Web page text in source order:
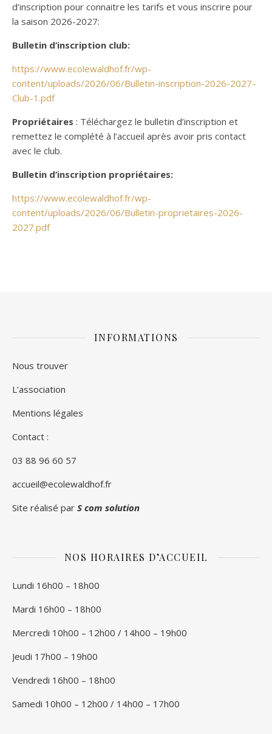
d’inscription pour connaitre les tarifs et vous inscrire pour
la saison 2026-2027:
Bulletin d’inscription club:
https://www.ecolewaldhof.fr/wp-
content/uploads/2026/06/Bulletin-inscription-2026-2027-
Club-1.pdf
Propriétaires : Téléchargez le bulletin d’inscription et
remettez le complété à l’accueil après avoir pris contact
avec le club.
Bulletin d’inscription propriétaires:
https://www.ecolewaldhof.fr/wp-
content/uploads/2026/06/Bulletin-proprietaires-2026-
2027.pdf
INFORMATIONS
Nous trouver
L’association
Mentions légales
Contact :
03 88 96 60 57
accueil@ecolewaldhof.fr
Site réalisé par S com solution
NOS HORAIRES D’ACCUEIL
Lundi 16h00 – 18h00
Mardi 16h00 – 18h00
Mercredi 10h00 – 12h00 / 14h00 – 19h00
Jeudi 17h00 – 19h00
Vendredi 16h00 – 18h00
Samedi 10h00 – 12h00 / 14h00 – 17h00